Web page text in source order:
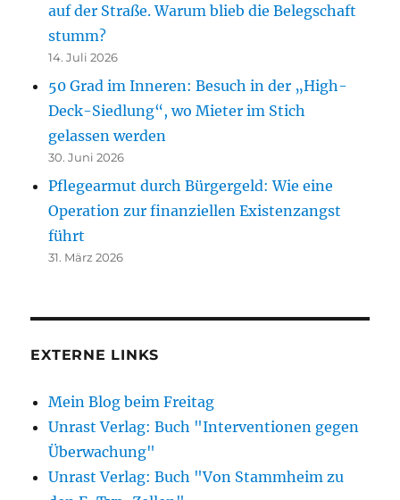
auf der Straße. Warum blieb die Belegschaft
stumm?
14. Juli 2026
50 Grad im Inneren: Besuch in der „High-
Deck-Siedlung“, wo Mieter im Stich
gelassen werden
30. Juni 2026
Pflegearmut durch Bürgergeld: Wie eine
Operation zur finanziellen Existenzangst
führt
31. März 2026
EXTERNE LINKS
Mein Blog beim Freitag
Unrast Verlag: Buch "Interventionen gegen
Überwachung"
Unrast Verlag: Buch "Von Stammheim zu